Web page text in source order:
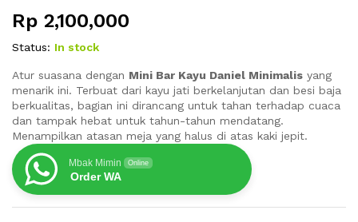
Rp 2,100,000
Status: In stock
Atur suasana dengan Mini Bar Kayu Daniel Minimalis yang
menarik ini. Terbuat dari kayu jati berkelanjutan dan besi baja
berkualitas, bagian ini dirancang untuk tahan terhadap cuaca
dan tampak hebat untuk tahun-tahun mendatang.
Menampilkan atasan meja yang halus di atas kaki jepit.
Mbak Mimin Online
Order WA